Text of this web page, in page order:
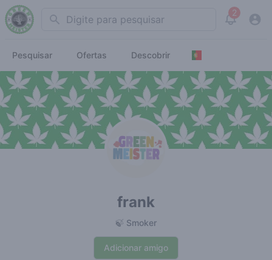
Search 2
View
Pesquisar Ofertas Descobrir
frank
🍃 Smoker
Adicionar amigo